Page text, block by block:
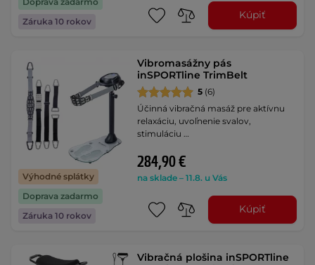
Záruka 10 rokov
Kúpiť
Výhodné splátky
Doprava zadarmo
Záruka 10 rokov
Vibromasážny pás
inSPORTline TrimBelt
5 (6)
Účinná vibračná masáž pre aktívnu
relaxáciu, uvoľnenie svalov,
stimuláciu …
284,90 €
na sklade – 11.8. u Vás
Kúpiť
Vibračná plošina inSPORTline